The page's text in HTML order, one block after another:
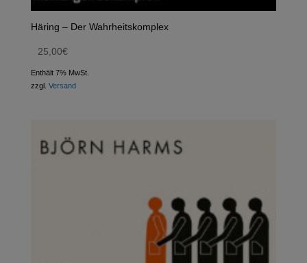
Häring – Der Wahrheitskomplex
25,00€
Enthält 7% MwSt.
zzgl. Versand